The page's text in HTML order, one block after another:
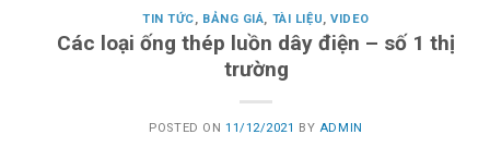
TIN TỨC BẢNG GIÁ TÀI LIỆU ,VIDEO
Các loại ống thép luồn dây điện – số 1 thị
trường
POSTED ON 11/12/2021 BY ADMIN